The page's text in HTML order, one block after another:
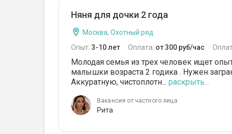
Няня для дочки 2 года
Москва, Охотный ряд
Опыт: 3-10 лет Оплата: от 300 руб/час
Молодая семья из трех человек ищет
малышки возраста 2 годика . Нужен
Аккуратную, чистоплотн... раскрыть...
Вакансия от частного лица
Рита